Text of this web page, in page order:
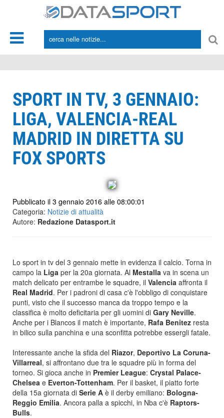
SPORT IN TV, 3 GENNAIO:
LIGA, VALENCIA-REAL
MADRID IN DIRETTA SU
FOX SPORTS
Pubblicato il 3 gennaio 2016 alle 08:00:01
Categoria: Notizie di attualità
Autore: Redazione Datasport.it
Lo sport in tv del 3 gennaio mette in evidenza il calcio. Torna in
campo la Liga per la 20a giornata. Al Mestalla va in scena un
match delicato per entrambe le squadre, il Valencia affronta il
Real Madrid. Per i padroni di casa c'è l'obbligo di conquistare
punti, visto che il successo manca da troppo tempo e la
classifica è molto deficitaria per gli uomini di Gary Neville.
Anche per i Blancos il match è importante, Rafa Benitez resta
in bilico sulla panchina e una sconfitta potrebbe essergli fatale.
Interessante anche la sfida del Riazor, Deportivo La Coruna-
Villarreal, si affrontano due tra le squadre più in forma del
torneo. Si gioca anche in Premier League: Crystal Palace-
Chelsea e Everton-Tottenham. Per il basket, il piatto forte
della 15a giornata di Serie A è il derby emiliano: Bologna-
Reggio Emilia. Ancora palla a spicchi, in Nba c'è Raptors-
Bulls.